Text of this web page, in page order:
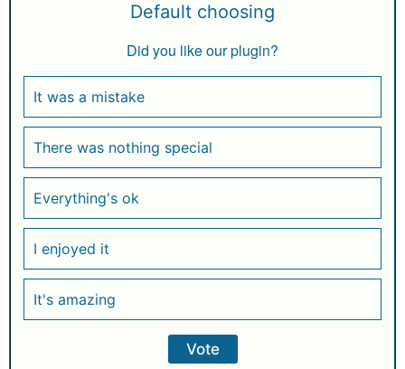
Default choosing
Did you like our plugin?
It was a mistake
There was nothing special
Everything's ok
I enjoyed it
It's amazing